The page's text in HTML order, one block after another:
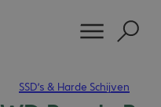
SSD’s & Harde Schijven